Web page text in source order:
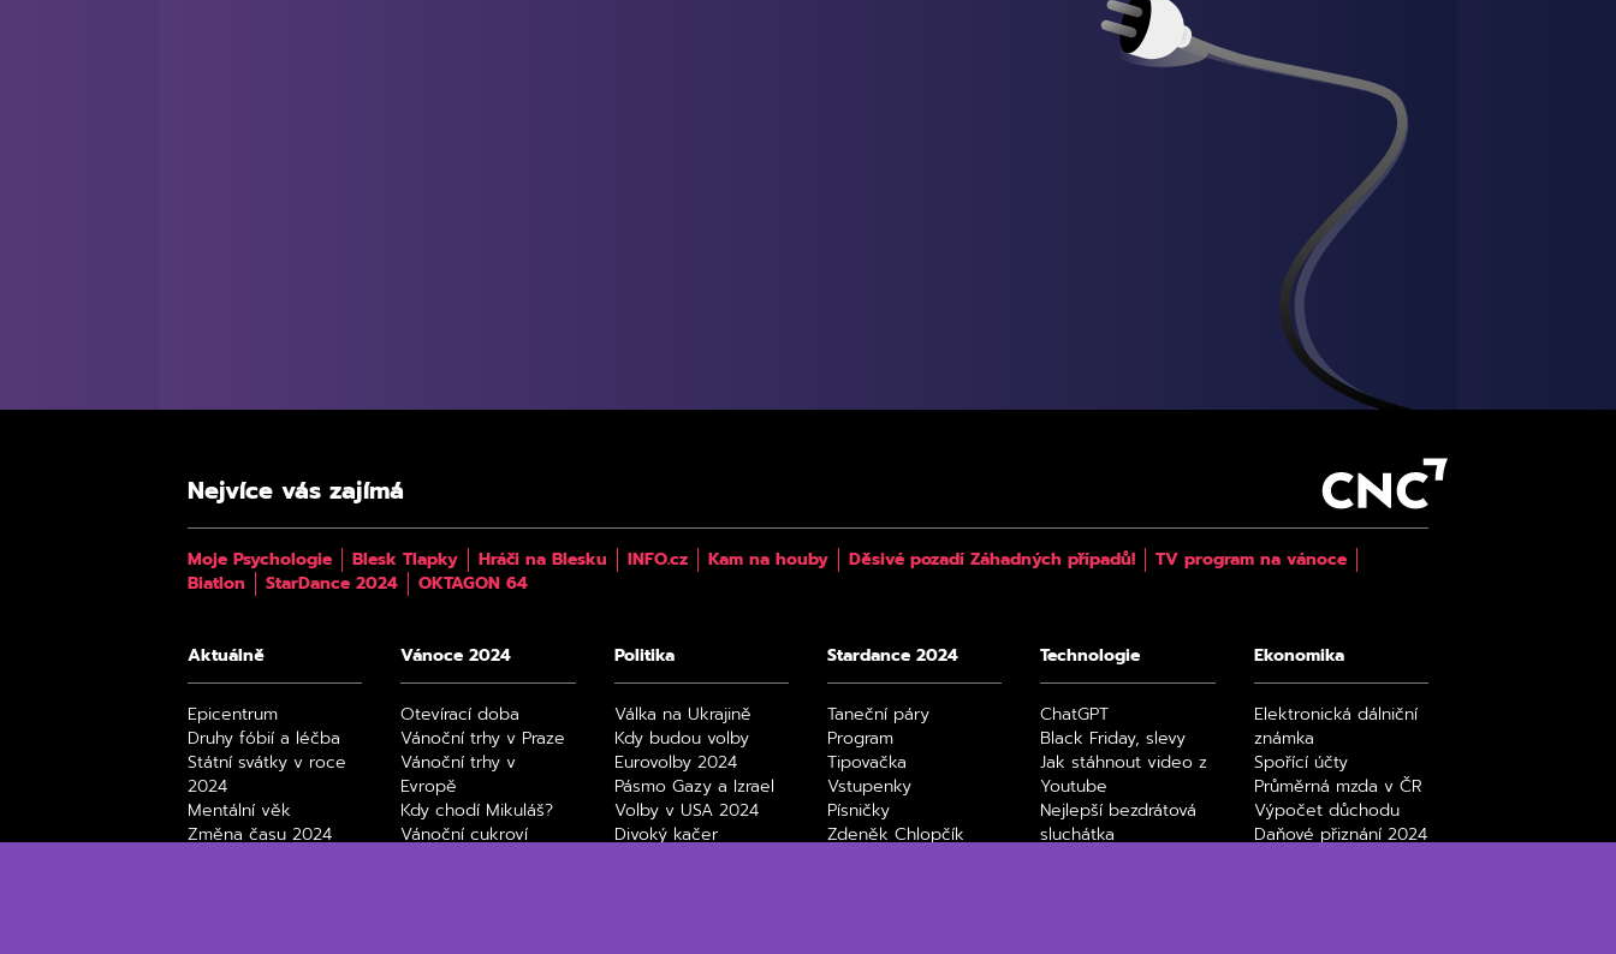
Nejvíce vás zajímá
Moje Psychologie Blesk Tlapky Hráči na Blesku INFO.cz Kam na houby Děsivé pozadí Záhadných případů!
TV program na vánoce
Biatlon
StarDance 2024 OKTAGON 64
Aktuálně
Epicentrum
Druhy fóbií a léčba
Státní svátky v roce
2024
Mentální věk
Změna času 2024
Vánoce 2024
Otevírací doba
Vánoční trhy v Praze
Vánoční trhy v
Evropě
Kdy chodí Mikuláš?
Vánoční cukroví
Politika
Válka na Ukrajině
Kdy budou volby
Eurovolby 2024
Pásmo Gazy a Izrael
Volby v USA 2024
Divoký kačer
Stardance 2024
Taneční páry
Program
Tipovačka
Vstupenky
Písničky
Zdeněk Chlopčík
Technologie
ChatGPT
Black Friday, slevy
Jak stáhnout video z
Youtube
Nejlepší bezdrátová
sluchátka
Ekonomika
Elektronická dálniční
známka
Spořící účty
Průměrná mzda v ČR
Výpočet důchodu
Daňové přiznání 2024